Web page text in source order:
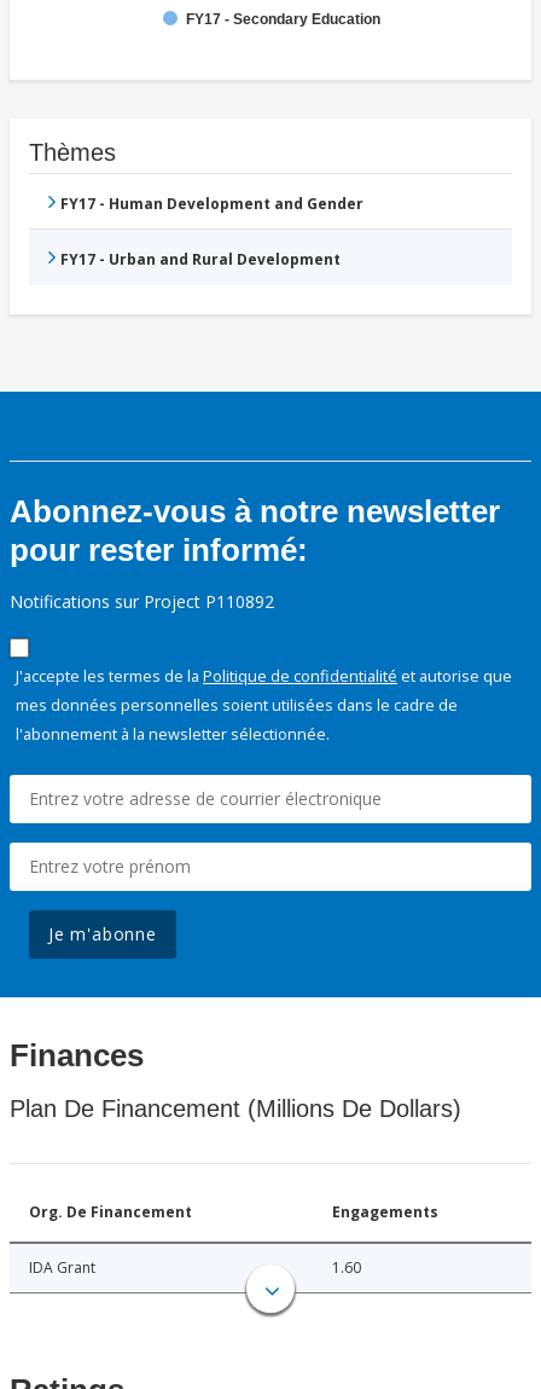
FY17 - Secondary Education
Thèmes
FY17 - Human Development and Gender
FY17 - Urban and Rural Development
Abonnez-vous à notre newsletter
pour rester informé:
Notifications sur Project P110892
J'accepte les termes de la Politique de confidentialité et autorise que
mes données personnelles soient utilisées dans le cadre de
l'abonnement à la newsletter sélectionnée.
Je m'abonne
Finances
Plan De Financement (Millions De Dollars)
Org. De Financement Engagements
IDA Grant 1.60